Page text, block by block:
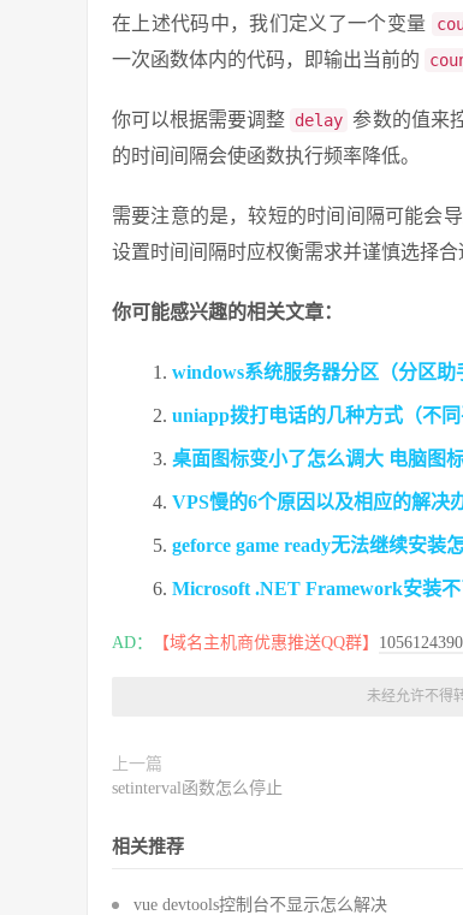
在上述代码中，我们定义了一个变量
一次函数体内的代码，即输出当前的
你可以根据需要调整 delay 参数的值来
的时间间隔会使函数执行频率降低。
需要注意的是，较短的时间间隔可能会
设置时间间隔时应权衡需求并谨慎选择合
你可能感兴趣的相关文章：
windows系统服务器分区（分区助
uniapp拨打电话的几种方式（不同
桌面图标变小了怎么调大 电脑图
VPS慢的6个原因以及相应的解决
geforce game ready无法继续安装
Microsoft .NET Framework安装
AD： 【域名主机商优惠推送QQ群】 1056124390
未经允许不得
上一篇
setinterval函数怎么停止
相关推荐
vue devtools控制台不显示怎么解决